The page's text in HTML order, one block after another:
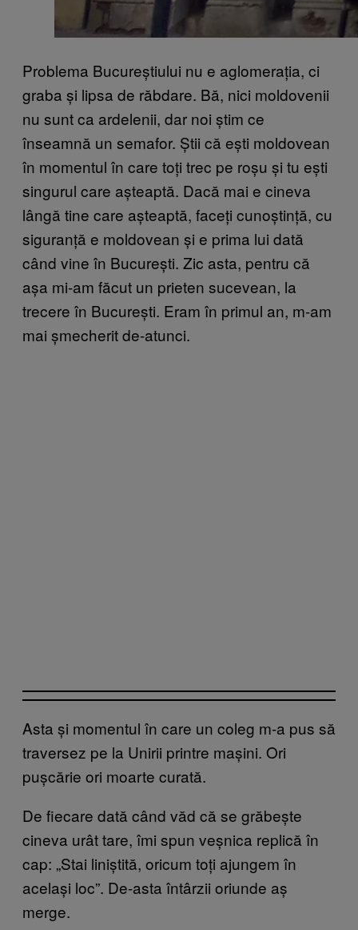
Problema Bucureștiului nu e aglomerația, ci
graba și lipsa de răbdare. Bă, nici moldovenii
nu sunt ca ardelenii, dar noi știm ce
înseamnă un semafor. Știi că ești moldovean
în momentul în care toți trec pe roșu și tu ești
singurul care așteaptă. Dacă mai e cineva
lângă tine care așteaptă, faceți cunoștință, cu
siguranță e moldovean și e prima lui dată
când vine în București. Zic asta, pentru că
așa mi-am făcut un prieten sucevean, la
trecere în București. Eram în primul an, m-am
mai șmecherit de-atunci.
Asta și momentul în care un coleg m-a pus să
traversez pe la Unirii printre mașini. Ori
pușcărie ori moarte curată.
De fiecare dată când văd că se grăbește
cineva urât tare, îmi spun veșnica replică în
cap: „Stai liniștită, oricum toți ajungem în
același loc”. De-asta întârzii oriunde aș
merge.